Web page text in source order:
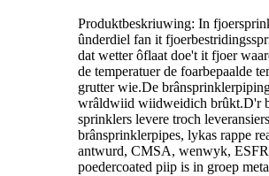
Produktbeskriuwing: In
ûnderdiel fan it
dat wetter ôflaat doe't it fjoer
de temperatuer de foarbepaalde
grutter wie.De
wrâldwiid wiidweidich brûkt.D'r
sprinklers levere troch
brânsprinklerpipes, lykas rappe
antwurd, CMSA, wenwyk,
poedercoated piip is in groep